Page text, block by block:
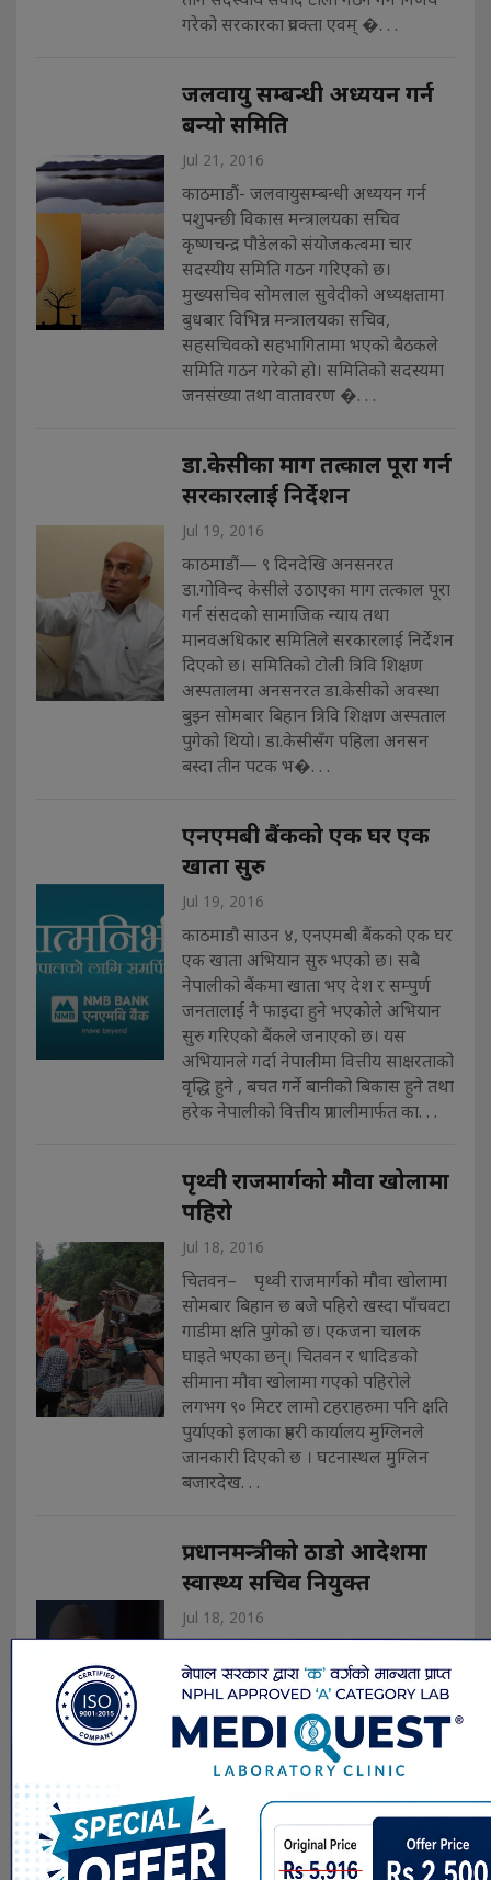
गरेको सरकारका प्रवक्ता एवम् �. . .
जलवायु सम्बन्धी अध्ययन गर्न
बन्यो समिति
Jul 21, 2016
काठमाडौं- जलवायुसम्बन्धी अध्ययन गर्न
पशुपन्छी विकास मन्त्रालयका सचिव
कृष्णचन्द्र पौडेलको संयोजकत्वमा चार
सदस्यीय समिति गठन गरिएको छ।
मुख्यसचिव सोमलाल सुवेदीको अध्यक्षतामा
बुधबार विभिन्न मन्त्रालयका सचिव,
सहसचिवको सहभागितामा भएको बैठकले
समिति गठन गरेको हो। समितिको सदस्यमा
जनसंख्या तथा वातावरण �. . .
डा.केसीका माग तत्काल पूरा गर्न
सरकारलाई निर्देशन
Jul 19, 2016
काठमाडौं— ९ दिनदेखि अनसनरत
डा.गोविन्द केसीले उठाएका माग तत्काल पूरा
गर्न संसदको सामाजिक न्याय तथा
मानवअधिकार समितिले सरकारलाई निर्देशन
दिएको छ। समितिको टोली त्रिवि शिक्षण
अस्पतालमा अनसनरत डा.केसीको अवस्था
बुझ्न सोमबार बिहान त्रिवि शिक्षण अस्पताल
पुगेको थियो। डा.केसीसँग पहिला अनसन
बस्दा तीन पटक भ�. . .
एनएमबी बैंकको एक घर एक
खाता सुरु
Jul 19, 2016
काठमाडौ साउन ४, एनएमबी बैंकको एक घर
एक खाता अभियान सुरु भएको छ। सबै
नेपालीको बैंकमा खाता भए देश र सम्पुर्ण
जनतालाई नै फाइदा हुने भएकोले अभियान
सुरु गरिएको बैंकले जनाएको छ। यस
अभियानले गर्दा नेपालीमा वित्तीय साक्षरताको
वृद्धि हुने , बचत गर्ने बानीको बिकास हुने तथा
हरेक नेपालीको वित्तीय प्रणालीमार्फत का. . .
पृथ्वी राजमार्गको माैवा खोलामा
पहिरो
Jul 18, 2016
चितवन– पृथ्वी राजमार्गको मौवा खोलामा
सोमबार बिहान छ बजे पहिरो खस्दा पाँचवटा
गाडीमा क्षति पुगेको छ। एकजना चालक
घाइते भएका छन्। चितवन र धादिङको
सीमाना मौवा खोलामा गएको पहिरोले
लगभग ९० मिटर लामो टहराहरुमा पनि क्षति
पुर्याएको इलाका प्रहरी कार्यालय मुग्लिनले
जानकारी दिएको छ । घटनास्थल मुग्लिन
बजारदेख. . .
प्रधानमन्त्रीको ठाडो आदेशमा
स्वास्थ्य सचिव नियुक्त
Jul 18, 2016
आदेश दिएर नयाँ स्वास्थ्य सचिवमा डा.
सेनेन्द्रराज उप्रेतीलाई नियुक्त गरेका छन्।
नेकपा माओवादी केन्›ले समर्थन फिर्ता लिई
सत्ताबाट बाहिरिएपछि अल्पमतमा परेको
प्रधानमन्त्री केपी ओली सरकारले व्यवस्थापिका
संसद्का प्रमुख दुई दलको आग्रहविपरीत नयाँ
स्वास्थ्य सचिव . . .